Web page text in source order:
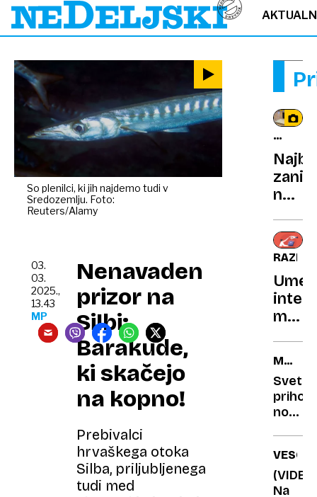
So plenilci, ki jih najdemo tudi v
Sredozemlju. Foto:
Reuters/Alamy
Nenavaden
prizor na
Silbi:
Barakude,
ki skačejo
na kopno!
Prebivalci
hrvaškega otoka
Silba, priljubljenega
tudi med
03.
03.
2025.,
13.43
MP
MWC
2025
novi
s
sejma
manj
bolj
jo
MWC
2025
Svetla
Na